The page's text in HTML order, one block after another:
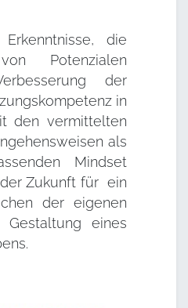
die
Potenzialen
der
in
den vermittelten
als
Mindset
Zukunft für ein
der eigenen
eines